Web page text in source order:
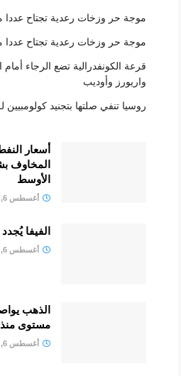
موجة حر وزخات رعدية تجتاح عددا
موجة حر وزخات رعدية تجتاح عددا
قرعة الكونفدرالية تضع الرجاء أمام
واريورز وأوديب
روسيا تنفي صلتها بتجنيد كولومبيين
أسعار
المخاوف
الأوسط
أغسطس 6, 2026
الفيفا يُجدد
أغسطس 6, 2026
الذهب
مستوى منذ
أغسطس 6, 2026